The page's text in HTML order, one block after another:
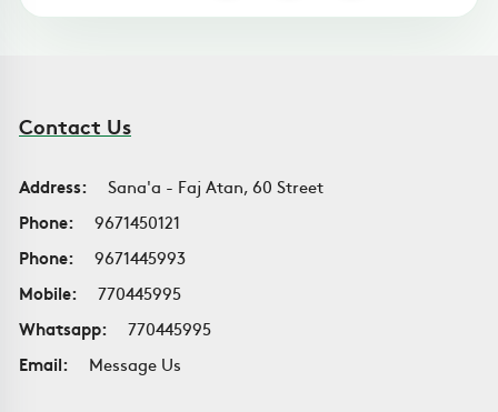
Contact Us
Address:
Sana'a - Faj Atan, 60 Street
Phone:
9671450121
Phone:
9671445993
Mobile:
770445995
Whatsapp:
770445995
Email:
Message Us